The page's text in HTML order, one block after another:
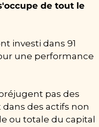
de tout le
investi dans 91
une performance
pas des
des actifs non
ou totale du capital